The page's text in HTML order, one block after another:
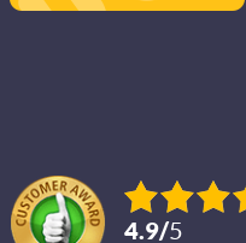
4.9/5